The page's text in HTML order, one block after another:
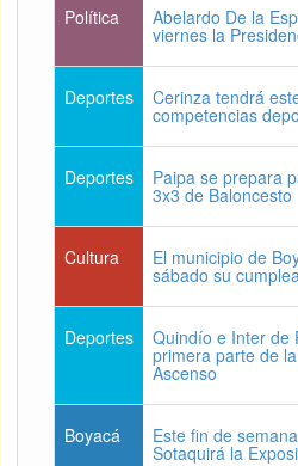
Política Abelardo De la
viernes la
Deportes Cerinza tendrá
competencias
Deportes Paipa se prepara
3x3 de Baloncesto
Cultura El municipio de
sábado su
Deportes Quindío e Inter de
primera parte de
Ascenso
Boyacá Este fin de
Sotaquirá la